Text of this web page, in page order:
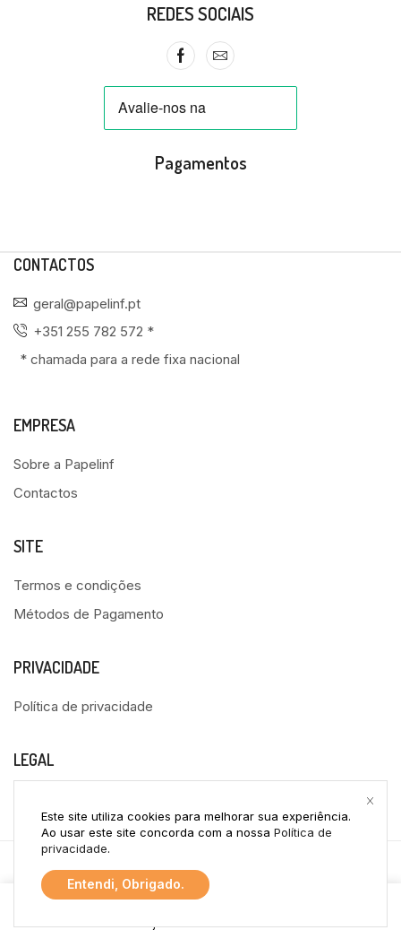
Este site utiliza cookies para melhorar sua experiência.
Ao usar este site concorda com a nossa Política de
privacidade.
Entendi, Obrigado.
REDES SOCIAIS
Pagamentos
CONTACTOS
geral@papelinf.pt
+351 255 782 572 *
* chamada para a rede fixa nacional
EMPRESA
Sobre a Papelinf
Contactos
SITE
Termos e condições
Métodos de Pagamento
PRIVACIDADE
Política de privacidade
LEGAL
Copyright © 2024